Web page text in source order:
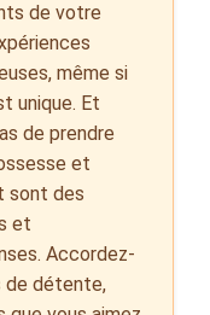
de votre
même si
unique. Et
de prendre
et
sont des
et
Accordez-
de détente,